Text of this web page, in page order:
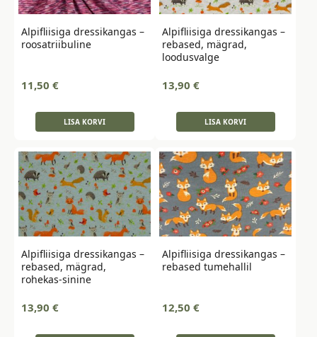
Alpifliisiga dressikangas –
roosatriibuline
11,50 €
LISA KORVI
Alpifliisiga dressikangas –
rebased, mägrad,
loodusvalge
13,90 €
LISA KORVI
Alpifliisiga dressikangas –
rebased, mägrad,
rohekas-sinine
13,90 €
Alpifliisiga dressikangas –
rebased tumehallil
12,50 €